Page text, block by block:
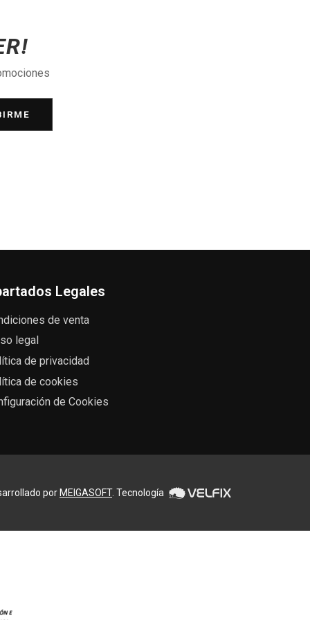
Legales
de venta
legal
de privacidad
de cookies
de Cookies
por MEIGASOFT. Tecnología